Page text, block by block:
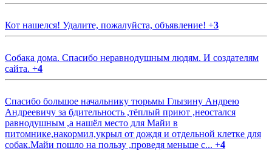
Кот нашелся! Удалите, пожалуйста, объявление! +3
Собака дома. Спасибо неравнодушным людям. И создателям
сайта. +4
Спасибо большое начальнику тюрьмы Глызину Андрею
Андреевичу за бдительность ,тёплый приют ,неостался
равнодушным ,а нашёл место для Майи в
питомнике,накормил,укрыл от дождя и отдельной клетке для
собак.Майи пошло на пользу ,проведя меньше с... +4